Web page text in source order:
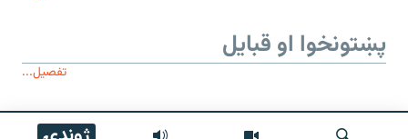
پښتونخوا او قبایل
تفصیل...
موږ وڅارئ